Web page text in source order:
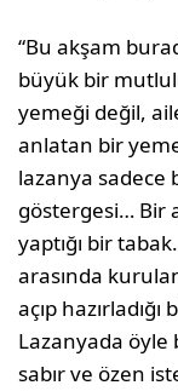
“Bu akşam
büyük bir
yemeği değil,
anlatan bir
lazanya sadece
göstergesi… Bir
yaptığı bir
arasında
açıp
Lazanyada
sabır ve özen